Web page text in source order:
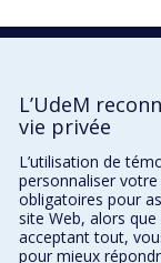
L’UdeM
vie privée
L’utilisation de
personnaliser
obligatoires pour
site Web, alors
acceptant tout,
pour mieux